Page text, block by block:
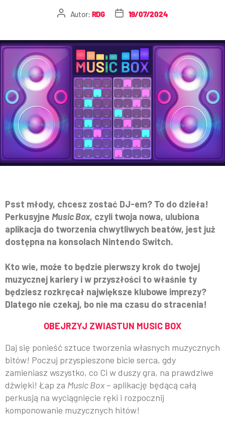
Autor: RDG 19/07/2024
Psst młody, chcesz zostać DJ-em? To do dzieła!
Perkusyjne Music Box, czyli twoja nowa, ulubiona
aplikacja do tworzenia chwytliwych beatów, jest już
dostępna na konsolach Nintendo Switch.
Kto wie, może to będzie pierwszy krok do twojej
muzycznej kariery i w przyszłości to właśnie ty
będziesz rozkręcał największe klubowe imprezy?
Dlatego nie czekaj, bo nie ma czasu do stracenia!
OBEJRZYJ ZWIASTUN MUSIC BOX
Daj się ponieść sztuce tworzenia własnych muzycznych
bitów! Poczuj przyspieszone bicie serca, gdy
zamieniasz wszystko, co Ci w duszy gra, na prawdziwe
dźwięki! Łap za Music Box– aplikację będącą całą
perkusją na wyciągnięcie ręki i rozpocznij
komponowanie muzycznych hitów!